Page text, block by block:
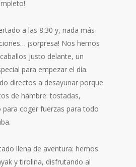
a las 8:30 y, nada más
¡sorpresa! Nos hemos
justo delante, un
para empezar el día.
directos a desayunar porque
de hambre: tostadas,
para coger fuerzas para todo
llena de aventura: hemos
y tirolina, disfrutando al